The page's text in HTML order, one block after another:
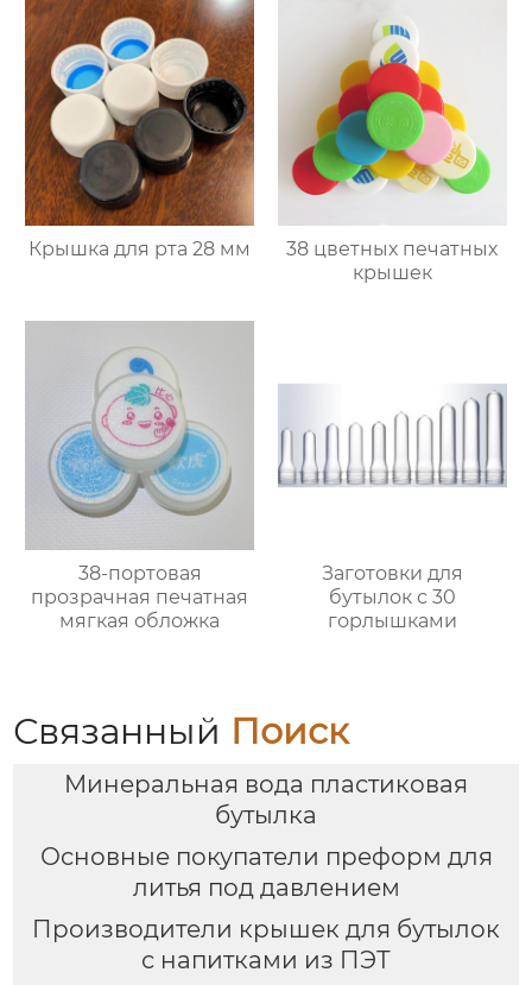
Крышка для рта 28 мм
38 цветных печатных
крышек
38-портовая
прозрачная печатная
мягкая обложка
Заготовки для
бутылок с 30
горлышками
Связанный Поиск
Минеральная вода пластиковая
бутылка
Основные покупатели преформ для
литья под давлением
Производители крышек для бутылок
с напитками из ПЭТ